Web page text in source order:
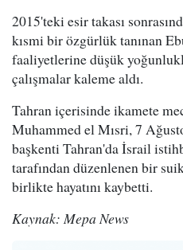
2015'teki esir takası
kısmi bir özgürlük tanınan
faaliyetlerine düşük
çalışmalar kaleme aldı.
Tahran içerisinde ikamete
Muhammed el Mısri, 7
başkenti Tahran'da İsrail
tarafından düzenlenen bir
birlikte hayatını kaybetti.
Kaynak: Mepa News